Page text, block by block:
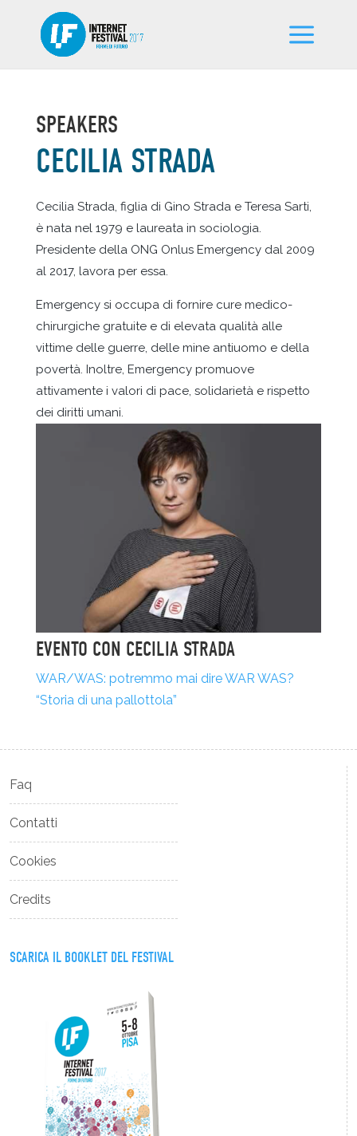
SPEAKERS
CECILIA STRADA
Cecilia Strada, figlia di Gino Strada e Teresa Sarti,
è nata nel 1979 e laureata in sociologia.
Presidente della ONG Onlus Emergency dal 2009
al 2017, lavora per essa.
Emergency si occupa di fornire cure medico-
chirurgiche gratuite e di elevata qualità alle
vittime delle guerre, delle mine antiuomo e della
povertà. Inoltre, Emergency promuove
attivamente i valori di pace, solidarietà e rispetto
dei diritti umani.
EVENTO CON CECILIA STRADA
WAR/WAS: potremmo mai dire WAR WAS?
“Storia di una pallottola”
Faq
Contatti
Cookies
Credits
SCARICA IL BOOKLET DEL FESTIVAL